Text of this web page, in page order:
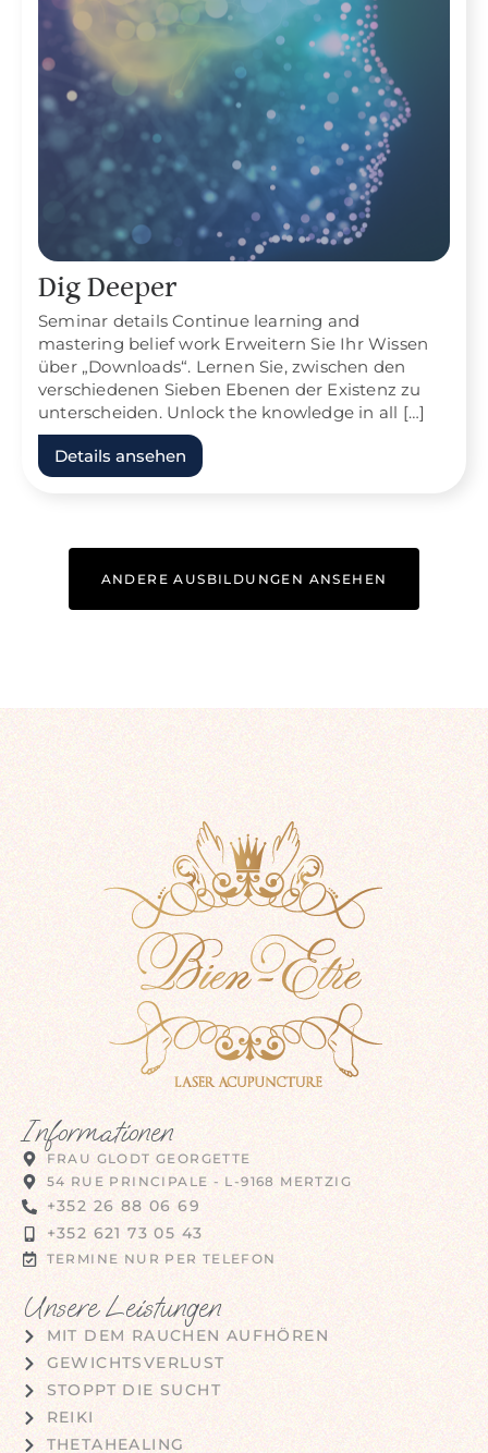
Dig Deeper
Seminar details Continue learning and
mastering belief work Erweitern Sie Ihr Wissen
über „Downloads“. Lernen Sie, zwischen den
verschiedenen Sieben Ebenen der Existenz zu
unterscheiden. Unlock the knowledge in all […]
Details ansehen
ANDERE AUSBILDUNGEN ANSEHEN
Informationen
FRAU GLODT GEORGETTE
54 RUE PRINCIPALE - L-9168 MERTZIG
+352 26 88 06 69
+352 621 73 05 43
TERMINE NUR PER TELEFON
Unsere Leistungen
MIT DEM RAUCHEN AUFHÖREN
GEWICHTSVERLUST
STOPPT DIE SUCHT
REIKI
THETAHEALING